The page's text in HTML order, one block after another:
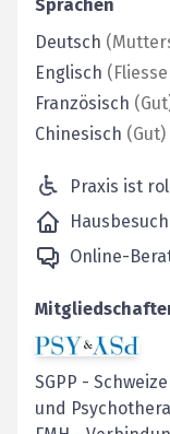
Sprachen
Deutsch (
Englisch (
Französisch (Gut
Chinesisch (Gut)
Praxis ist
Online-
SGPP -
und